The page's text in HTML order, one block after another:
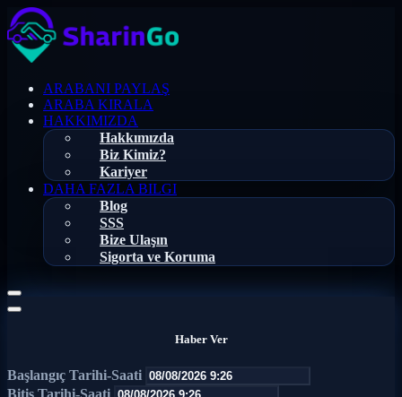
ARABANI PAYLAŞ
ARABA KIRALA
HAKKIMIZDA
Hakkımızda
Biz Kimiz?
Kariyer
DAHA FAZLA BILGI
Blog
SSS
Bize Ulaşın
Sigorta ve Koruma
Haber Ver
Başlangıç Tarihi-Saati